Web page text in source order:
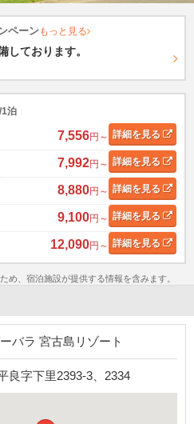
ペーンもっと見る
しております。
泊
7,556円～ 詳細を見る
7,992円～ 詳細を見る
8,880円～ 詳細を見る
9,100円～ 詳細を見る
12,090円～ 詳細を見る
め、宿泊施設が提供する情報を含みます。
バラ 宮古島リゾート
良字下里2393-3、2334